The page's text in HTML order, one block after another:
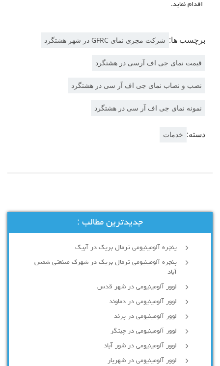
اقدام نماید.
برچسب ها: شرکت مجری نمای GFRC در شهر هشتگرد
قیمت نمای جی اف آرسی در هشتگرد
نصب و نصاب نمای جی اف آر سی در هشتگرد
نمونه نمای جی اف آر سی در هشتگرد
دسته: خدمات
جدیدترین مطالب :
پنجره آلومینیومی ترمال بریک در آبیک
پنجره آلومینیومی ترمال بریک در شهرک صنعتی شمس
آباد
لوور آلومینیومی در شهر قدس
لوور آلومینیومی در دماوند
لوور آلومینیومی در پرند
لوور آلومینیومی در چیتگر
لوور آلومینیومی در شور آباد
لوور آلومينيومي در شهريار